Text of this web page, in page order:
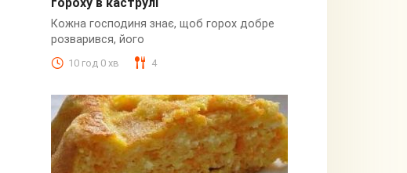
Пюре
Кожна господиня знає, щоб горох добре
розварився, його
10 год 0 хв 4